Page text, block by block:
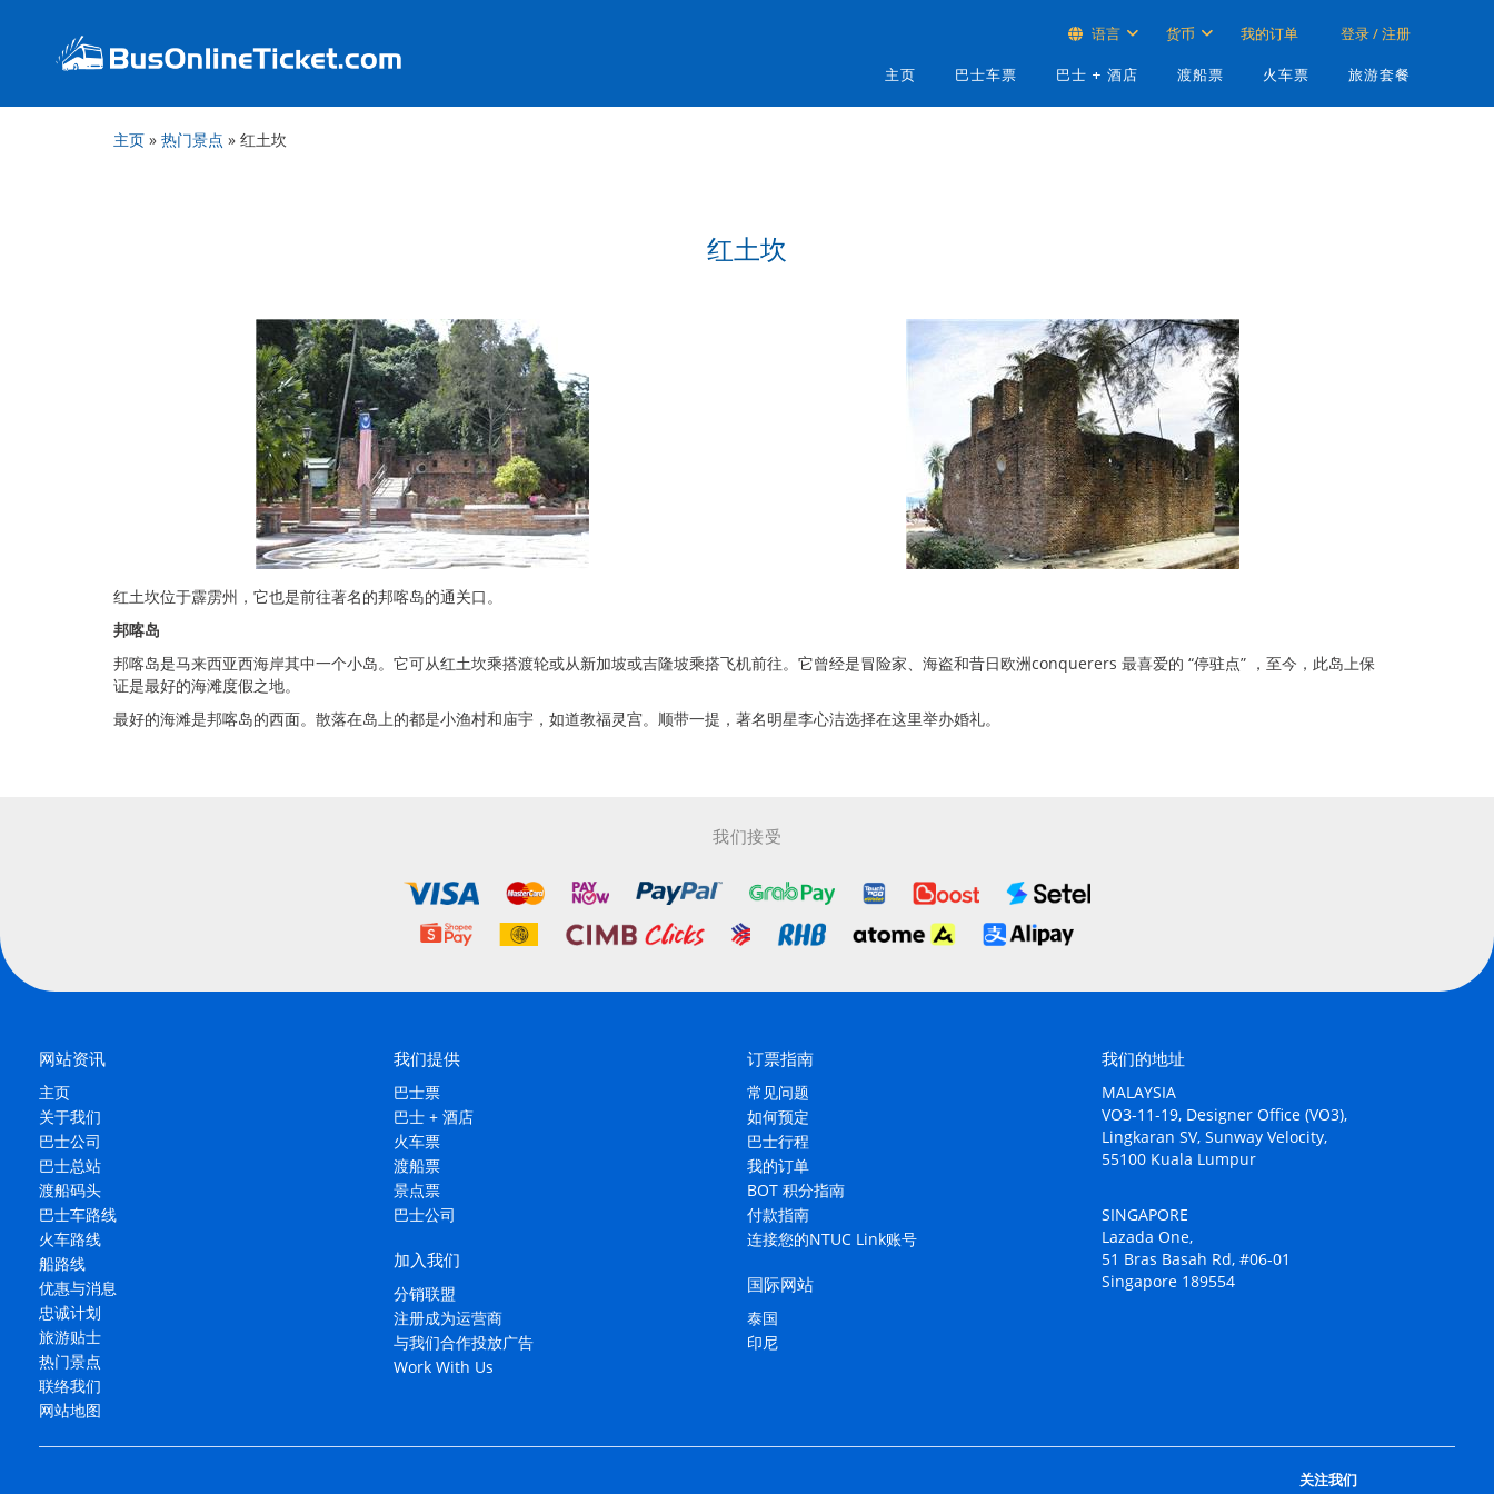
语言 货币 我的订单 登录 / 注册
主页 巴士车票 巴士 + 酒店 渡船票 火车票 旅游套餐
主页 » 热门景点 » 红土坎
红土坎
红土坎位于霹雳州，它也是前往著名的邦喀岛的通关口。
邦喀岛
邦喀岛是马来西亚西海岸其中一个小岛。它可从红土坎乘搭渡轮或从新加坡或吉隆坡乘搭飞机前往。它曾经是冒险家、海盗和昔日欧洲conquerers 最喜爱的 “停驻点” ，至今，此岛上保
证是最好的海滩度假之地。
最好的海滩是邦喀岛的西面。散落在岛上的都是小渔村和庙宇，如道教福灵宫。顺带一提，著名明星李心洁选择在这里举办婚礼。
我们接受
网站资讯
主页
关于我们
巴士公司
巴士总站
渡船码头
巴士车路线
火车路线
船路线
优惠与消息
忠诚计划
旅游贴士
热门景点
联络我们
网站地图
我们提供
巴士票
巴士 + 酒店
火车票
渡船票
景点票
巴士公司
加入我们
分销联盟
注册成为运营商
与我们合作投放广告
Work With Us
订票指南
常见问题
如何预定
巴士行程
我的订单
BOT 积分指南
付款指南
连接您的NTUC Link账号
国际网站
泰国
印尼
我们的地址
MALAYSIA
VO3-11-19, Designer Office (VO3),
Lingkaran SV, Sunway Velocity,
55100 Kuala Lumpur
SINGAPORE
Lazada One,
51 Bras Basah Rd, #06-01
Singapore 189554
关注我们